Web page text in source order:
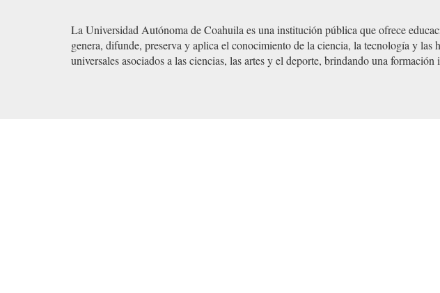
La Universidad Autónoma de Coahuila es una institución pública que ofrece
genera, difunde, preserva y aplica el conocimiento de la ciencia, la tecnología y
universales asociados a las ciencias, las artes y el deporte, brindando una formación